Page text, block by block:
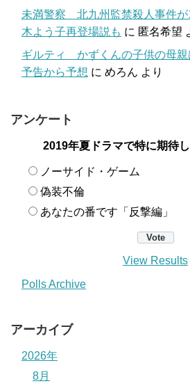
未満警察 北九州監禁殺人事件が
木よう子再登場説も に 匿名希望
ギルティ かずくんの子供の母親
予告から予想 に めろん より
アンケート
2019年夏ドラマで特に期待
ノーサイド・ゲーム
偽装不倫
あなたの番です「反撃編」
View Results
Polls Archive
アーカイブ
2026年
8月